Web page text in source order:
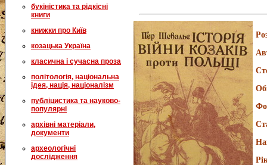
букіністика та рідкісні
книги
книжки про Київ
козацька Україна
класична і сучасна проза
політологія, національна
ідея, нація, націоналізм
публіцистика та науково-
популярні
архівні матеріали,
документи
археологічні
дослідження